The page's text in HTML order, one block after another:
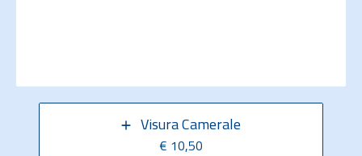
Visura Camerale
€ 10,50